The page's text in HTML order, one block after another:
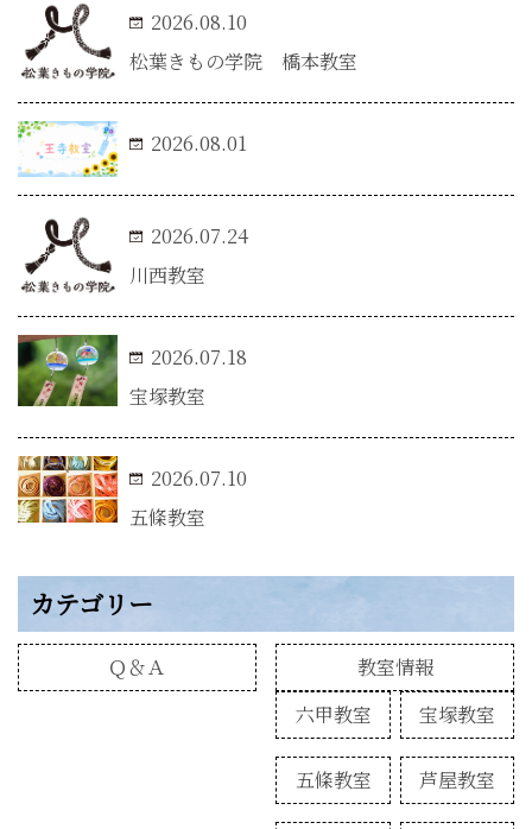
松葉きもの学院 橋本教室
2026.08.10
2026.08.01
川西教室
2026.07.24
宝塚教室
2026.07.18
五條教室
2026.07.10
カテゴリー
Ｑ＆Ａ
教室情報
六甲教室
宝塚教室
五條教室 芦屋教室